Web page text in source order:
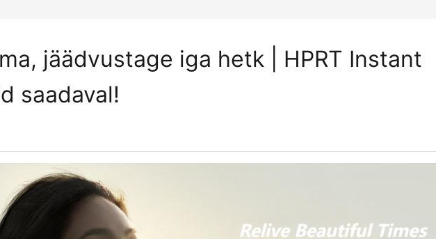
jäädvustage iga hetk | HPRT Instant
saadaval!